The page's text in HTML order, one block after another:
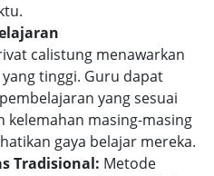
calistung menawarkan
tinggi. Guru dapat
yang sesuai
kelemahan masing-masing
gaya belajar mereka.
Tradisional: Metode